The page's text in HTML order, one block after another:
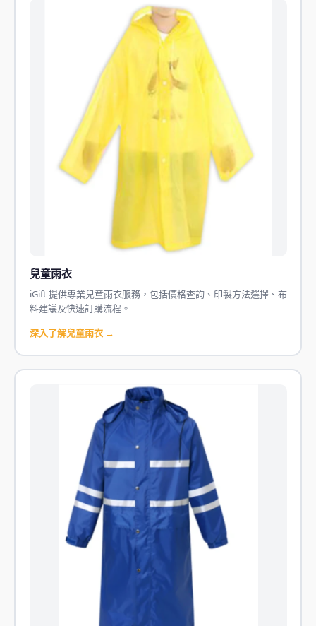
兒童雨衣
iGift 提供專業兒童雨衣服務，包括價格查詢、印製方法選擇、布
料建議及快速訂購流程。
深入了解兒童雨衣 →